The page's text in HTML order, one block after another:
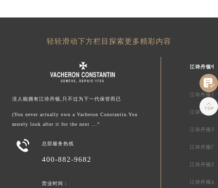
轻轻滑动下方栏目探索更多精彩内容
没人能拥有江诗丹顿,只不过为下一代保管而已
(You never actually own a Vacheron Constantin.You
merely look after it for the next ...”
 总部服务热线
400-882-9682
营业时间：
江诗丹顿中
江诗丹顿北
江诗丹顿上
江诗丹顿天
江诗丹顿广
江诗丹顿深
江诗丹顿成

